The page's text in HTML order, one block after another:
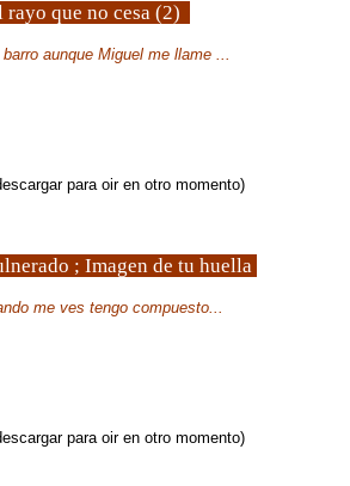
rayo que no cesa (2)
aunque Miguel me llame ...
para oir en otro momento)
; Imagen de tu huella
me ves tengo compuesto...
para oir en otro momento)